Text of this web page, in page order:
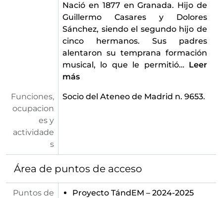
Nació en 1877 en Granada. Hijo de
Guillermo Casares y Dolores
Sánchez, siendo el segundo hijo de
cinco hermanos. Sus padres
alentaron su temprana formación
musical, lo que le permitió… Leer
más
Funciones,
ocupacion
es y
actividade
s
Socio del Ateneo de Madrid n. 9653.
Área de puntos de acceso
Puntos de
Proyecto TándEM – 2024-2025